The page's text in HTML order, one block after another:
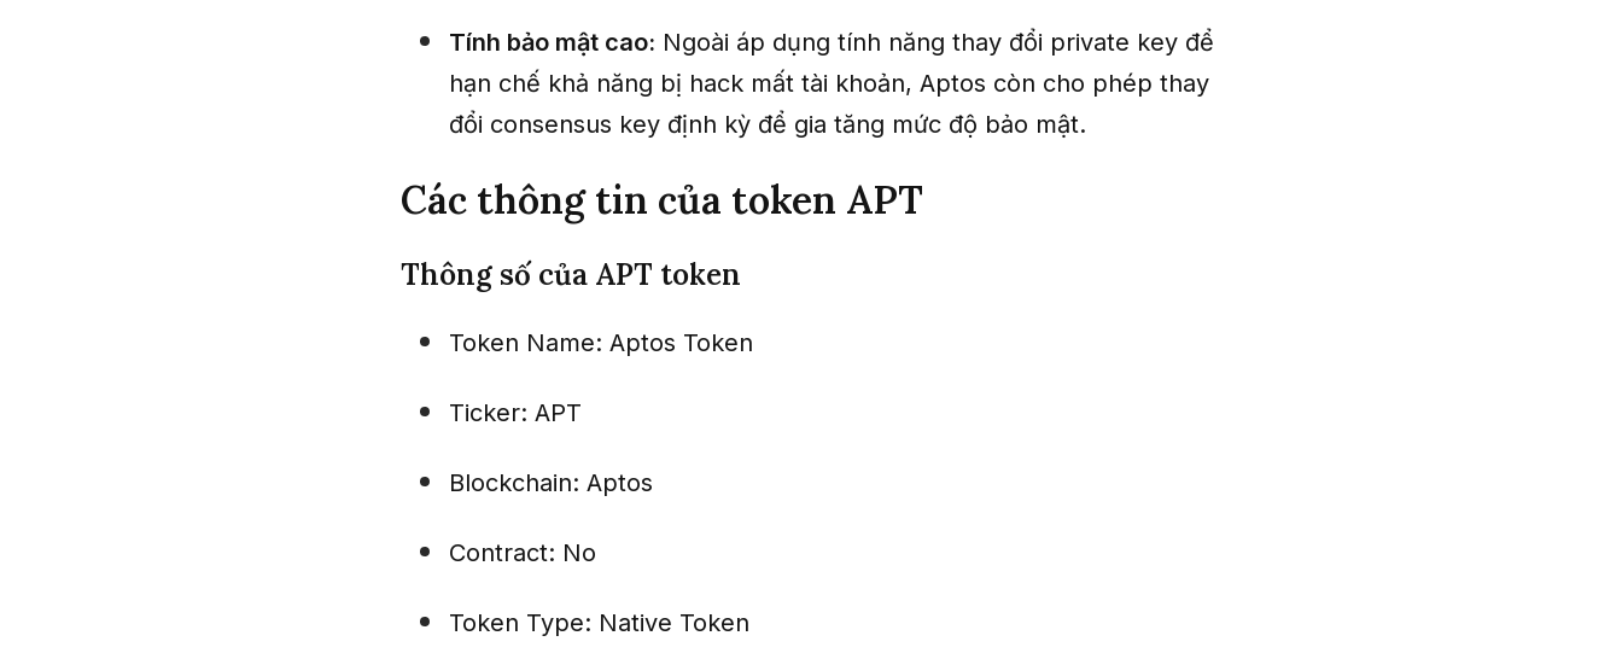
Tính bảo mật cao: Ngoài áp dụng tính năng thay đổi private key để
hạn chế khả năng bị hack mất tài khoản, Aptos còn cho phép thay
đổi consensus key định kỳ để gia tăng mức độ bảo mật.
Các thông tin của token APT
Thông số của APT token
Token Name: Aptos Token
Ticker: APT
Blockchain: Aptos
Contract: No
Token Type: Native Token